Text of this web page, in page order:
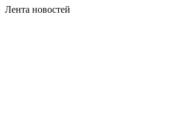
Лента новостей